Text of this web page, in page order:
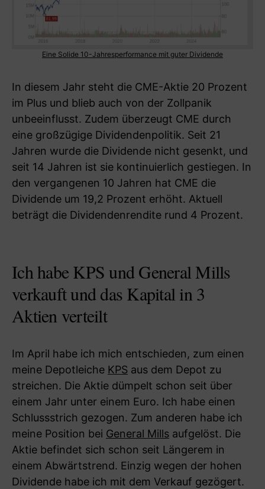
Eine Solide 10-Jahresperformance mit guter Dividende
In diesem Jahr steht die CME-Aktie 20 Prozent
im Plus und blieb auch von der Zollpanik
unbeeinflusst. Zudem überzeugt CME durch
eine großzügige Dividendenpolitik. Seit 21
Jahren wurde die Dividende nicht gesenkt, und
seit 14 Jahren ist sie kontinuierlich gestiegen. In
den vergangenen 10 Jahren hat CME die
Dividende um 19,2 Prozent erhöht. Aktuell
beträgt die Dividendenrendite rund 4 Prozent.
Ich habe KPS und General Mills
verkauft und das Kapital in 3
Aktien verteilt
Im April habe ich mich entschieden, zum einen
meine Depotleiche KPS aus dem Depot zu
streichen. Die Aktie dümpelt schon seit über
einem Jahr unter einem Euro. Ich habe einen
Schlussstrich gezogen. Zum anderen habe ich
meine Position bei General Mills aufgelöst. Die
Aktie befindet sich schon seit Längerem in
einem Abwärtstrend. Einzig wegen der hohen
Dividende habe ich mit dem Verkauf gezögert.